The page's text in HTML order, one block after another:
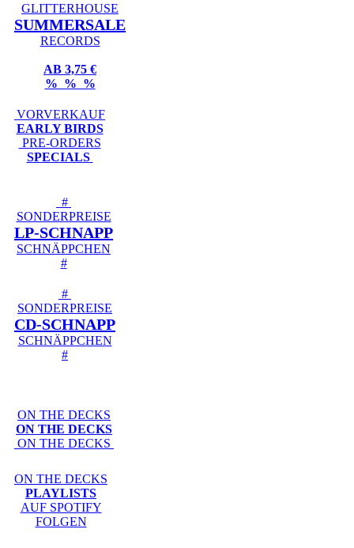
GLITTERHOUSE
SUMMERSALE
RECORDS
AB 3,75 €
% % %
VORVERKAUF
EARLY BIRDS
PRE-ORDERS
SPECIALS
#
SONDERPREISE
LP-SCHNAPP
SCHNÄPPCHEN
#
#
SONDERPREISE
CD-SCHNAPP
SCHNÄPPCHEN
#
ON THE DECKS
ON THE DECKS
ON THE DECKS
ON THE DECKS
PLAYLISTS
AUF SPOTIFY
FOLGEN